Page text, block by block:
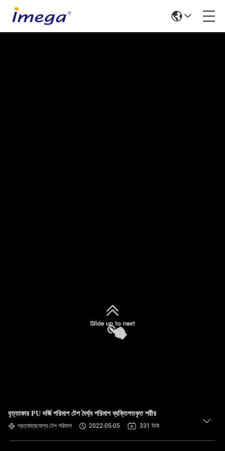
বৃত্তাকার PU দর্জি পরিমাপ টেপ দৈর্ঘ্য পরিমাপ ব্যক্তিগতকৃত শরীর
প্রত্যাহারযোগ্য টেপ পরিমাপ 2022-05-05 331 ভিউ